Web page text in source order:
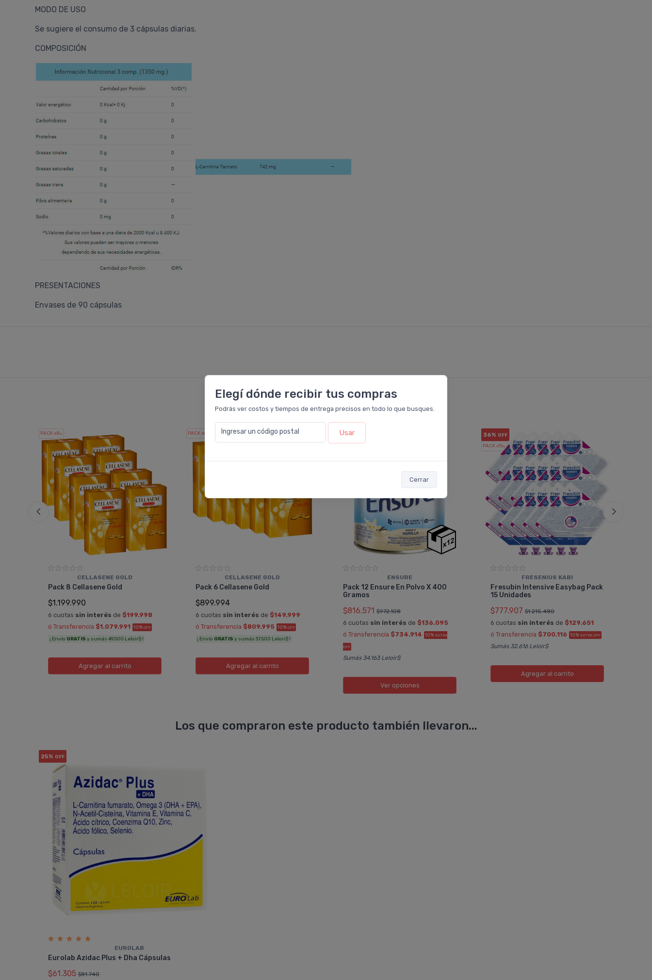
Elegí dónde recibir tus compras
Podrás ver costos y tiempos de entrega precisos en todo lo que busques.
Ingresar un código postal Usar
Cerrar
MODO DE USO
Se sugiere el consumo de 3 cápsulas diarias.
COMPOSICIÓN
PRESENTACIONES
Envases de 90 cápsulas
También te recomendamos...
PACK x8u.
CELLASENE GOLD
Pack 8 Cellasene Gold
$1.199.990
6 cuotas sin interés de $199.998
ó Transferencia $1.079.991 10% OFF
¡ Envío GRATIS y sumás 49.500 Leloir$ !
Agregaral carrito
PACK x6
CELLASENE GOLD
Pack 6 Cellasene Gold
$899.994
6 cuotas sin interés de $149.999
ó Transferencia $809.995 10% OFF
¡ Envío GRATIS y sumás 37.500 Leloir$ !
Agregaral carrito
16%OFF
ENSURE
Pack 12 Ensure En Polvo X 400
Gramos
$816.571 $972.108
6 cuotas sin interés de $136.095
ó Transferencia $734.914 10% EXTRA
OFF
Sumás 34.163 Leloir$
Ver opciones
36% OFF
PACK x15u.
FRESENIUS KABI
Fresubin Intensive Easybag Pack
15 Unidades
$777.907 $1.215.480
6 cuotas sin interés de $129.651
ó Transferencia $700.116 10% EXTRA OFF
Sumás 32.616 Leloir$
Agregaral carrito
Los que compraron este producto también llevaron...
25% OFF
EUROLAB
Eurolab Azidac Plus + Dha Cápsulas
$61.305 $81.740